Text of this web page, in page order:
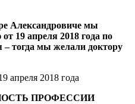
Александровиче мы
19 апреля 2018 года по
– тогда мы желали доктору
апреля 2018 года
ПРОФЕССИИ